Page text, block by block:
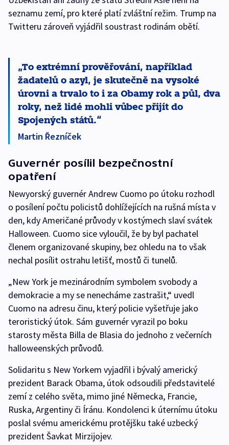
seznamu zemí, pro které platí zvláštní režim. Trump na
Twitteru zároveň vyjádřil soustrast rodinám obětí.
To extrémní prověřování, například
žadatelů o azyl, je skutečně na vysoké
úrovni a trvalo to i za Obamy rok a půl, dva
roky, než lidé mohli vůbec přijít do
Spojených států.
Martin Řezníček
Guvernér posílil bezpečnostní
opatření
Newyorský guvernér Andrew Cuomo po útoku rozhodl
o posílení počtu policistů dohlížejících na rušná místa v
den, kdy Američané průvody v kostýmech slaví svátek
Halloween. Cuomo sice vyloučil, že by byl pachatel
členem organizované skupiny, bez ohledu na to však
nechal posílit ostrahu letišť, mostů či tunelů.
„New York je mezinárodním symbolem svobody a
demokracie a my se nenecháme zastrašit,“ uvedl
Cuomo na adresu činu, který policie vyšetřuje jako
teroristický útok. Sám guvernér vyrazil po boku
starosty města Billa de Blasia do jednoho z večerních
halloweenských průvodů.
Solidaritu s New Yorkem vyjadřil i bývalý americký
prezident Barack Obama, útok odsoudili představitelé
zemí z celého světa, mimo jiné Německa, Francie,
Ruska, Argentiny či Íránu. Kondolenci k úternímu útoku
poslal svému americkému protějšku také uzbecký
prezident Šavkat Mirzijojev.